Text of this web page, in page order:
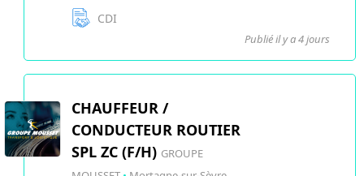
CDI
Publié il y a 4 jours
CHAUFFEUR /
CONDUCTEUR ROUTIER
SPL ZC (F/H) GROUPE